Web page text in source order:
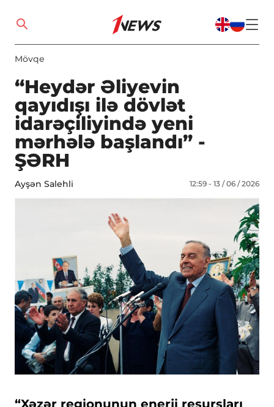
Mövqe
“Heydər Əliyevin
qayıdışı ilə dövlət
idarəçiliyində yeni
mərhələ başlandı” -
ŞƏRH
Ayşən Salehli 12:59 - 13 / 06 / 2026
“Xəzər regionunun enerji resursları